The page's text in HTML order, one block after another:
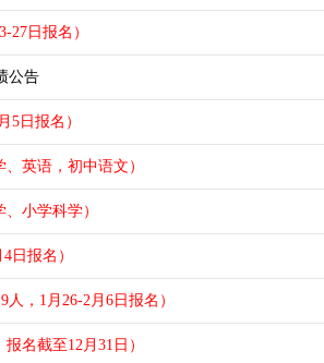
27日报名）
公告
5日报名）
英语，初中语文）
小学科学）
日报名）
，1月26-2月6日报名）
名截至12月31日）